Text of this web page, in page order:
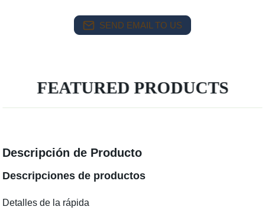
SEND EMAIL TO US
FEATURED PRODUCTS
Descripción de Producto
Descripciones de productos
Detalles de la rápida